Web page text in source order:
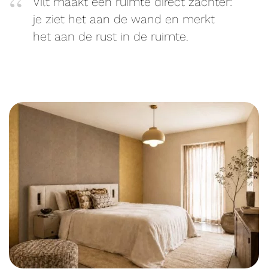
je ziet het aan de wand en merkt
het aan de rust in de ruimte.